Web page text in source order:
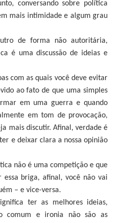
conversando sobre política
mais intimidade e algum grau
de forma não autoritária,
é uma discussão de ideias e
com as quais você deve evitar
ao fato de que uma simples
em uma guerra e quando
em tom de provocação,
mais discutir. Afinal, verdade é
e deixar clara a nossa opinião
não é uma competição e que
briga, afinal, você não vai
– e vice-versa.
ter as melhores ideias,
comum e ironia não são as